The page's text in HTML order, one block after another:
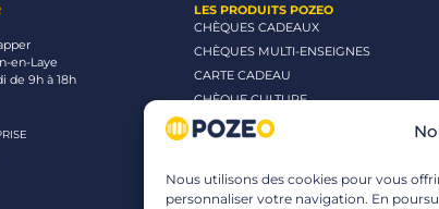
Nous utilisons des cookies pour vous
personnaliser votre navigation. En
en-Laye
de 9h à 18h
LES PRODUITS POZEO
CHÈQUES CADEAUX
CHÈQUES MULTI-ENSEIGNES
CARTE CADEAU
CHÈQUE CULTURE
CHÈQUE CINÉMA